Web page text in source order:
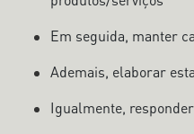
Em seguida, manter
Ademais, elaborar
Igualmente,